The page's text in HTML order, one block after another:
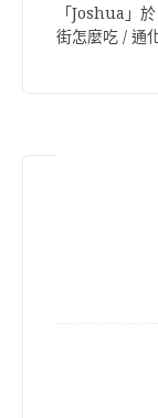
「Joshua 」
街怎麼吃 / 通